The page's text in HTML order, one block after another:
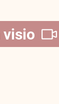
visio